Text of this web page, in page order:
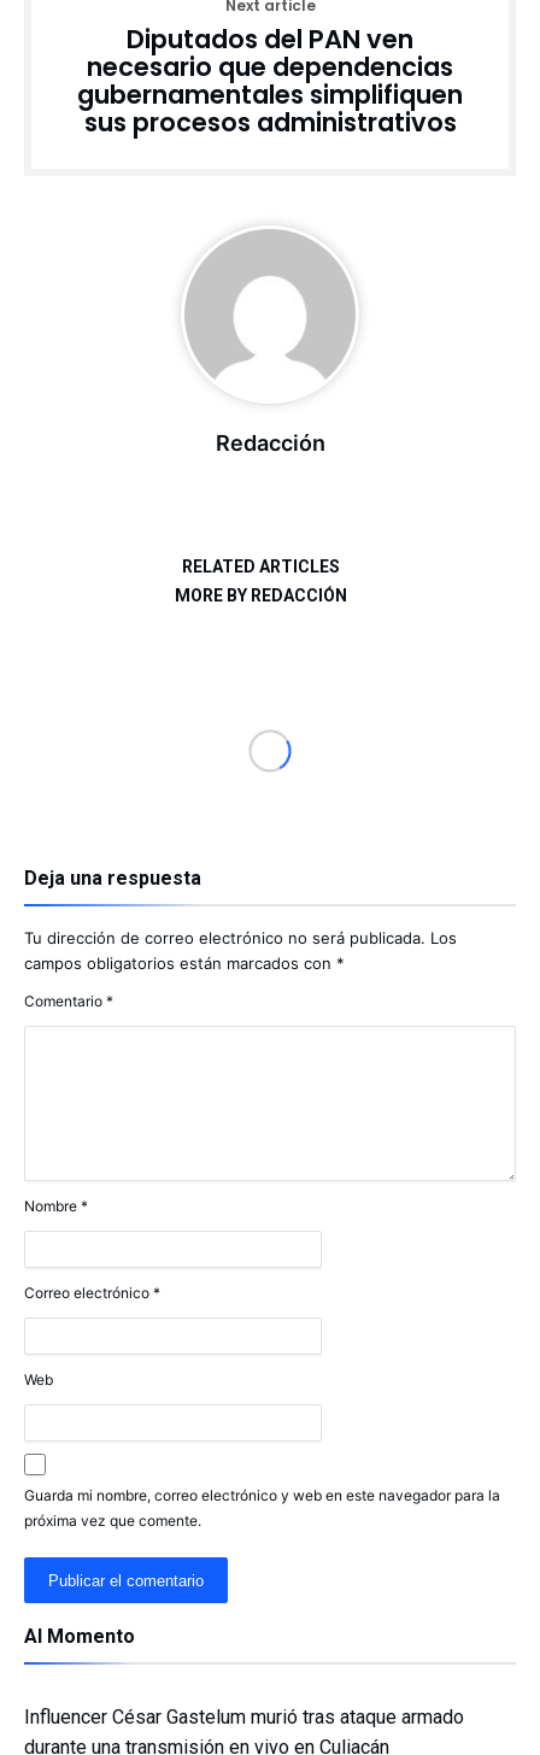
Next article
Diputados del PAN ven
necesario que dependencias
gubernamentales simplifiquen
sus procesos administrativos
Redacción
RELATED ARTICLES
MORE BY REDACCIÓN
Deja una respuesta
Tu dirección de correo electrónico no será publicada. Los
campos obligatorios están marcados con *
Comentario *
Nombre *
Correo electrónico *
Web
Guarda mi nombre, correo electrónico y web en este navegador para la
próxima vez que comente.
Al Momento
Influencer César Gastelum murió tras ataque armado
durante una transmisión en vivo en Culiacán